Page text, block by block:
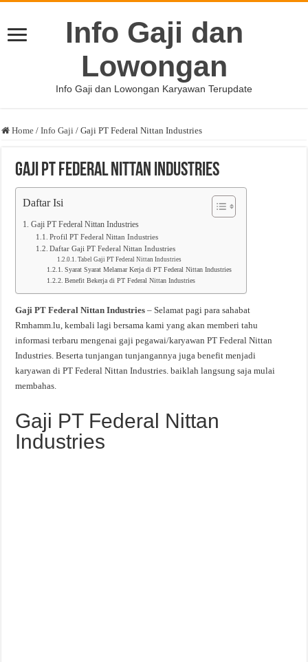
Info Gaji dan
Lowongan
Info Gaji dan Lowongan Karyawan Terupdate
Home / Info Gaji / Gaji PT Federal Nittan Industries
Gaji PT Federal Nittan Industries
Daftar Isi
Gaji PT Federal Nittan Industries
Profil PT Federal Nittan Industries
Daftar Gaji PT Federal Nittan Industries
Tabel Gaji PT Federal Nittan Industries
Syarat Syarat Melamar Kerja di PT Federal Nittan Industries
Benefit Bekerja di PT Federal Nittan Industries
Gaji PT Federal Nittan Industries – Selamat pagi para sahabat
Rmhamm.lu, kembali lagi bersama kami yang akan memberi tahu
informasi terbaru mengenai gaji pegawai/karyawan PT Federal Nittan
Industries. Beserta tunjangan tunjangannya juga benefit menjadi
karyawan di PT Federal Nittan Industries. baiklah langsung saja mulai
membahas.
Gaji PT Federal Nittan
Industries